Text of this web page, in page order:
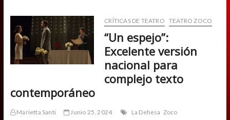
“Voyager”
CRÍTICAS DE TEATRO TEATRO ZOCO
“Un espejo”:
Excelente versión
nacional para
complejo texto
contemporáneo
Marietta Santi Junio 25, 2024 La Dehesa Zoco